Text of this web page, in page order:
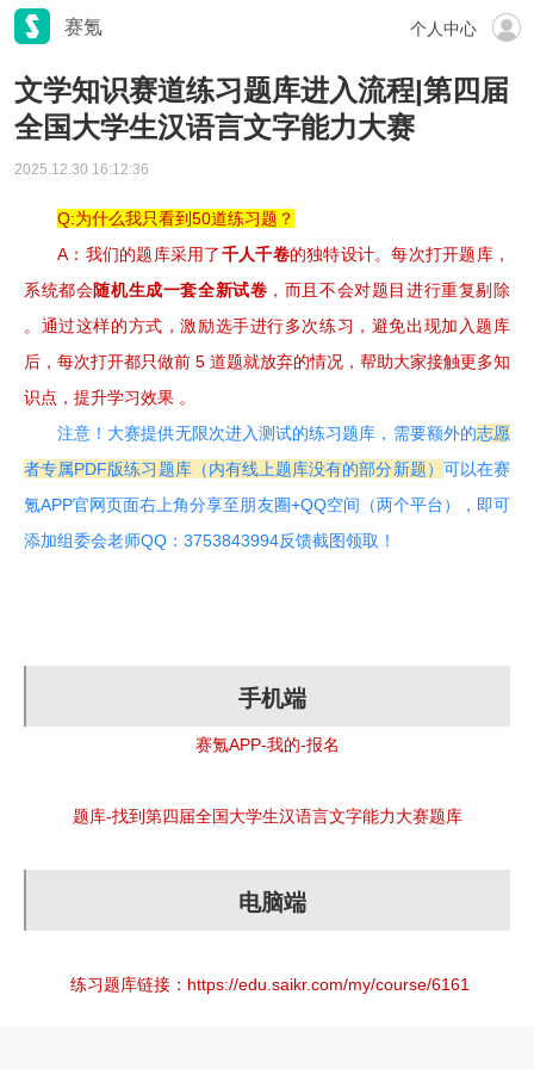
赛氪 个人中心
文学知识赛道练习题库进入流程|第四届
全国大学生汉语言文字能力大赛
2025.12.30 16:12:36
Q:为什么我只看到50道练习题？
A：我们的题库采用了千人千卷的独特设计。每次打开题库，
系统都会随机生成一套全新试卷 ，而且不会对题目进行重复剔除
。通过这样的方式，激励选手进行多次练习，避免出现加入题库
后，每次打开都只做前 5 道题就放弃的情况，帮助大家接触更多知
识点，提升学习效果 。
注意！大赛提供无限次进入测试的练习题库，需要额外的志愿
者专属PDF版练习题库（内有线上题库没有的部分新题） 可以在赛
氪APP官网页面右上角分享至朋友圈+QQ空间（两个平台），即可
添加组委会老师QQ：3753843994反馈截图领取！
手机端
赛氪APP-我的-报名
题库-找到第四届全国大学生汉语言文字能力大赛题库
电脑端
练习题库链接： https://edu.saikr.com/my/course/6161